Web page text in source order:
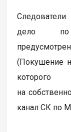
дело по
(Покушение
которого
на
канал СК по